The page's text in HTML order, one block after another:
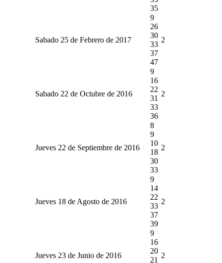
35
Sabado 25 de Febrero de 2017
9
26
30
33
37
47
2
Sabado 22 de Octubre de 2016
9
16
22
31
33
36
2
Jueves 22 de Septiembre de 2016
8
9
10
18
30
33
2
Jueves 18 de Agosto de 2016
9
14
22
33
37
39
2
Jueves 23 de Junio de 2016
9
16
20
21
2